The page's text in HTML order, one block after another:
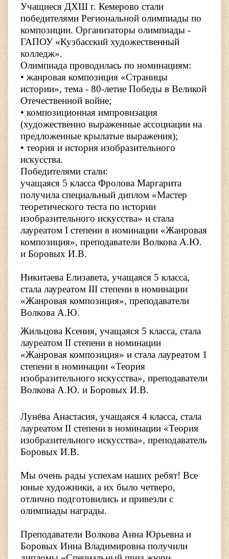
Учащиеся ДХШ г. Кемерово стали
победителями Региональной олимпиады по
композиции. Организаторы олимпиады -
ГАПОУ «Кузбасский художественный
колледж».
Олимпиада проводилась по номинациям:
• жанровая композиция «Страницы
истории», тема - 80-летие Победы в Великой
Отечественной войне;
• композиционная импровизация
(художественно выраженные ассоциации на
предложенные крылатые выражения);
• теория и история изобразительного
искусства.
Победителями стали:
учащаяся 5 класса Фролова Маргарита
получила специальный диплом «Мастер
теоретического теста по истории
изобразительного искусства» и стала
лауреатом I степени в номинации «Жанровая
композиция», преподаватели Волкова А.Ю.
и Боровых И.В.
Никитаева Елизавета, учащаяся 5 класса,
стала лауреатом III степени в номинации
«Жанровая композиция», преподаватели
Волкова А.Ю.
Жильцова Ксения, учащаяся 5 класса, стала
лауреатом II степени в номинации
«Жанровая композиция» и стала лауреатом 1
степени в номинации «Теория
изобразительного искусства», преподаватели
Волкова А.Ю. и Боровых И.В.
Лунёва Анастасия, учащаяся 4 класса, стала
лауреатом II степени в номинации «Теория
изобразительного искусства», преподаватель
Боровых И.В.
Мы очень рады успехам наших ребят! Все
юные художники, а их было четверо,
отлично подготовились и привезли с
олимпиады награды.
Преподаватели Волкова Анна Юрьевна и
Боровых Инна Владимировна получили